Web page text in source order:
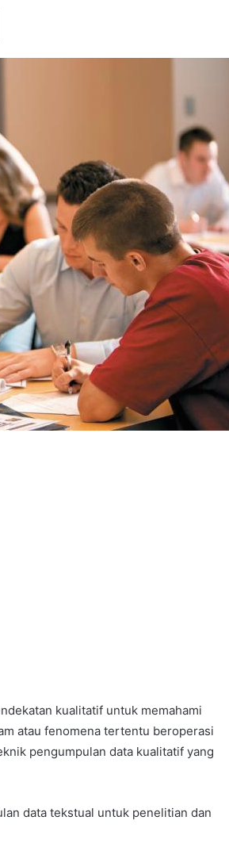
kualitatif untuk memahami
atau fenomena tertentu beroperasi
pengumpulan data kualitatif yang
data tekstual untuk penelitian dan